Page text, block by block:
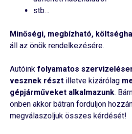
stb…
Minőségi, megbízható,
áll az önök rendelkezésére.
Autóink folyamatos
vesznek részt illetve kizárólag
gépjárműveket alkalmazunk.
önben akkor bátran forduljon
megválaszoljuk összes kérdését!